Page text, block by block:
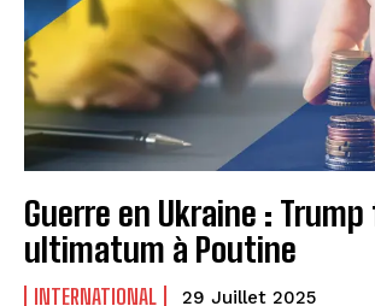
Guerre en Ukraine :
ultimatum à Poutine
INTERNATIONAL 29 Juillet 2025